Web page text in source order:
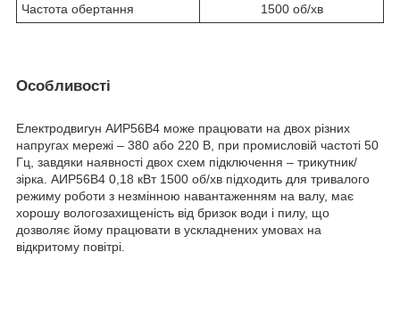
Частота обертання
1500 об/хв
Особливості
Електродвигун АИР56В4 може працювати на двох різних
напругах мережі – 380 або 220 В, при промисловій частоті 50
Гц, завдяки наявності двох схем підключення – трикутник/
зірка. АИР56В4 0,18 кВт 1500 об/хв підходить для тривалого
режиму роботи з незмінною навантаженням на валу, має
хорошу вологозахищеність від бризок води і пилу, що
дозволяє йому працювати в ускладнених умовах на
відкритому повітрі.